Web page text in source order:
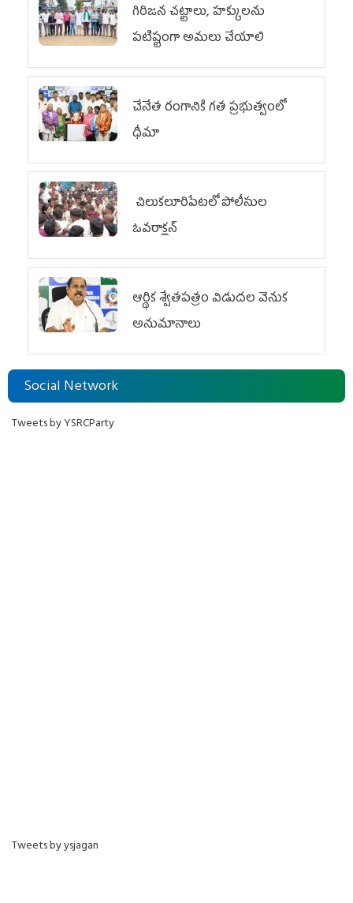
గిరిజన చట్టాలు, హక్కులను
పటిష్టంగా అమలు చేయాలి
చేనేత రంగానికి గత ప్రభుత్వంలో
ధీమా
చిలుక‌లూరిపేట‌లో పోలీసుల
ఓవ‌రాక్ష‌న్‌
ఆర్థిక శ్వేతపత్రం విడుదల వెనుక
అనుమానాలు
Social Network
Tweets by YSRCParty
Tweets by ysjagan